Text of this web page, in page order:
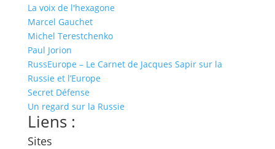
La voix de l'hexagone
Marcel Gauchet
Michel Terestchenko
Paul Jorion
RussEurope – Le Carnet de Jacques Sapir sur la
Russie et l’Europe
Secret Défense
Un regard sur la Russie
Liens :
Sites